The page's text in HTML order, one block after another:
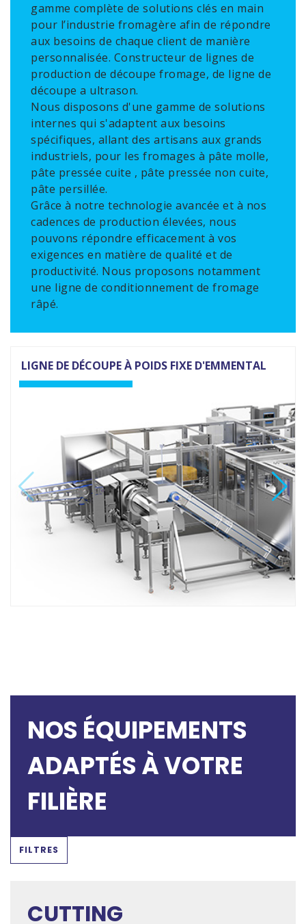
gamme complète de solutions clés en main
pour l’industrie fromagère afin de répondre
aux besoins de chaque client de manière
personnalisée. Constructeur de lignes de
production de découpe fromage, de ligne de
découpe a ultrason.
Nous disposons d'une gamme de solutions
internes qui s'adaptent aux besoins
spécifiques, allant des artisans aux grands
industriels, pour les fromages à pâte molle,
pâte pressée cuite , pâte pressée non cuite,
pâte persillée.
Grâce à notre technologie avancée et à nos
cadences de production élevées, nous
pouvons répondre efficacement à vos
exigences en matière de qualité et de
productivité. Nous proposons notamment
une ligne de conditionnement de fromage
râpé.
LIGNE DE DÉCOUPE À POIDS FIXE D'EMMENTAL
NOS ÉQUIPEMENTS
ADAPTÉS À VOTRE
FILIÈRE
FILTRES
CUTTING